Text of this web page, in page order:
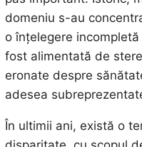
domeniu s-au
o înțelegere
fost alimentată de
eronate despre
adesea
În ultimii ani, există o